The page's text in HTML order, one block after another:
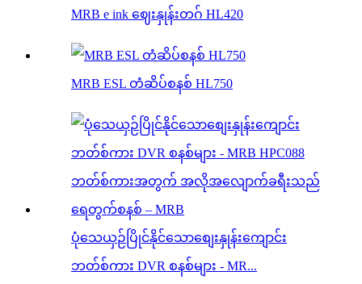
MRB e ink ဈေးနှုန်းတဂ် HL420
MRB ESL တံဆိပ်စနစ် HL750
ပုံသေယှဉ်ပြိုင်နိုင်သောစျေးနှုန်းကျောင်း
ဘတ်စ်ကား DVR စနစ်များ - MR...